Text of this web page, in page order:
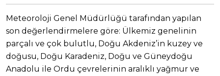
Meteoroloji Genel Müdürlüğü tarafından yapılan
son değerlendirmelere göre: Ülkemiz genelinin
parçalı ve çok bulutlu, Doğu Akdeniz’in kuzey ve
doğusu, Doğu Karadeniz, Doğu ve Güneydoğu
Anadolu ile Ordu çevrelerinin aralıklı yağmur ve